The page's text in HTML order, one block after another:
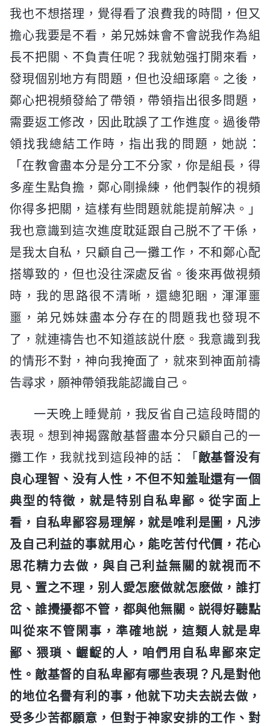
我也不想搭理，覺得看了浪費我的時間，但又
擔心我要是不看，弟兄姊妹會不會説我作為組
長不把關、不負責任呢？我就勉强打開來看，
發現個别地方有問題，但也没細琢磨。之後，
鄭心把視頻發給了帶領，帶領指出很多問題，
需要返工修改，因此耽誤了工作進度。過後帶
領找我總結工作時，指出我的問題，她説：
「在教會盡本分是分工不分家，你是組長，得
多産生點負擔，鄭心剛操練，他們製作的視頻
你得多把關，這樣有些問題就能提前解决。」
我也意識到這次進度耽延跟自己脱不了干係，
是我太自私，只顧自己一攤工作，不和鄭心配
搭導致的，但也没往深處反省。後來再做視頻
時，我的思路很不清晰，還總犯睏，渾渾噩
噩，弟兄姊妹盡本分存在的問題我也發現不
了，就連禱告也不知道該説什麽。我意識到我
的情形不對，神向我掩面了，就來到神面前禱
告尋求，願神帶領我能認識自己。
一天晚上睡覺前，我反省自己這段時間的
表現。想到神揭露敵基督盡本分只顧自己的一
攤工作，我就找到這段神的話：「 敵基督没有
良心理智、没有人性，不但不知羞耻還有一個
典型的特徵，就是特别自私卑鄙。從字面上
看，自私卑鄙容易理解，就是唯利是圖，凡涉
及自己利益的事就用心，能吃苦付代價，花心
思花精力去做，與自己利益無關的就視而不
見、置之不理，别人愛怎麽做就怎麽做，誰打
岔、誰攪擾都不管，都與他無關。説得好聽點
叫從來不管閑事，準確地説，這類人就是卑
鄙、猥瑣、齷齪的人，咱們用自私卑鄙來定
性。敵基督的自私卑鄙有哪些表現？凡是對他
的地位名譽有利的事，他就下功夫去説去做，
受多少苦都願意，但對于神家安排的工作、對